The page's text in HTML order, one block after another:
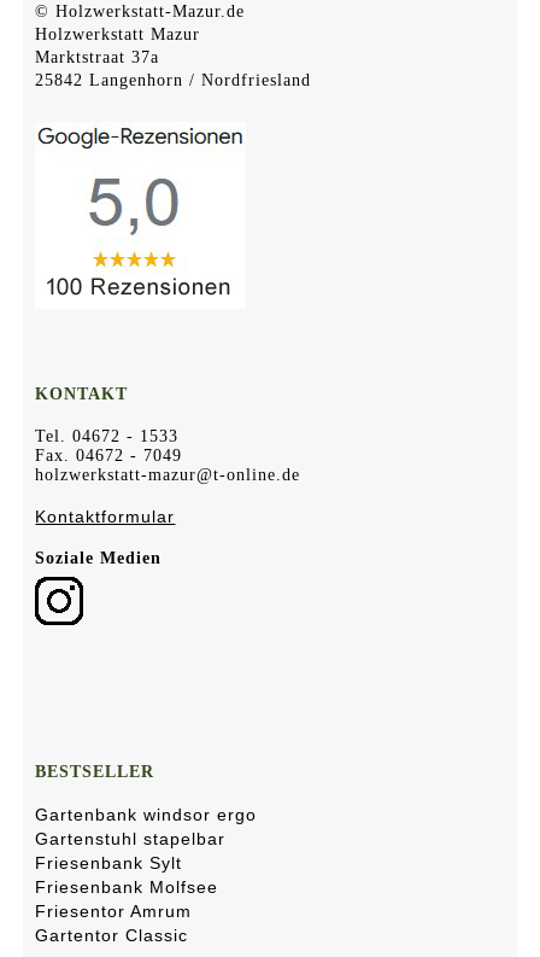
© Holzwerkstatt-Mazur.de
Holzwerkstatt Mazur
Marktstraat 37a
25842 Langenhorn / Nordfriesland
KONTAKT
Tel. 04672 - 1533
Fax. 04672 - 7049
holzwerkstatt-mazur@t-online.de
Kontaktformular
Soziale Medien
BESTSELLER
Gartenbank windsor ergo
Gartenstuhl stapelbar
Friesenbank Sylt
Friesenbank Molfsee
Friesentor Amrum
Gartentor Classic